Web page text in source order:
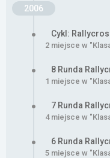
2006
Cykl:
2 miejsce w
8 Runda
1 miejsce w
7 Runda
4 miejsce w
6 Runda
5 miejsce w